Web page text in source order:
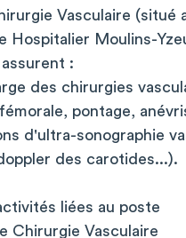
Vasculaire
Hospitalier Moulins-
:
des chirurgies
pontage,
d'ultra-sonographie
des carotides...).
liées au poste
Chirurgie Vasculaire